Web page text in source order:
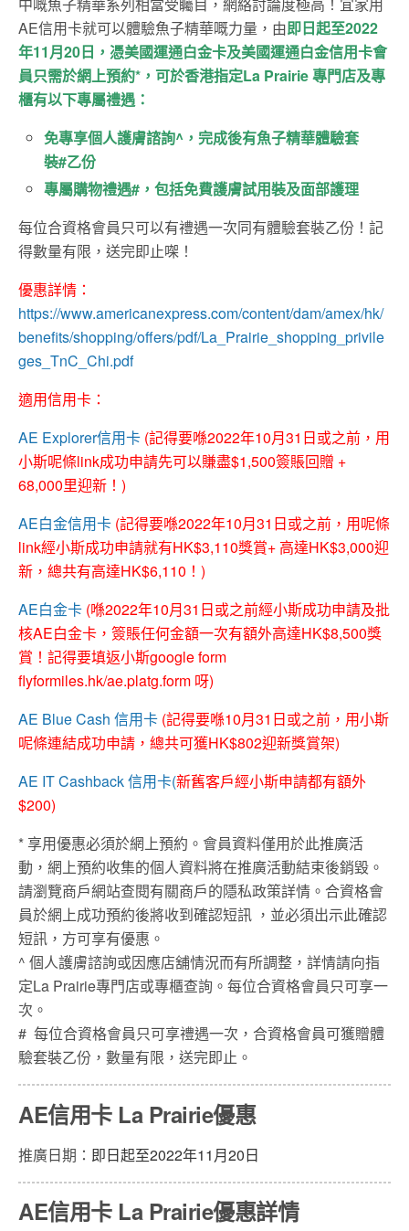
AE信用卡就可以體驗魚子精華嘅力量，由即日起至2022
年11月20日，憑美國運通白金卡及美國運通白金信用卡會
員只需於網上預約*，可於香港指定La Prairie 專門店及專
櫃有以下專屬禮遇：
免專享個人護膚諮詢^，完成後有魚子精華體驗套
裝#乙份
專屬購物禮遇#，包括免費護膚試用裝及面部護理
每位合資格會員只可以有禮遇一次同有體驗套裝乙份！記
得數量有限，送完即止㗎！
優惠詳情：
https://www.americanexpress.com/content/dam/amex/hk/
benefits/shopping/offers/pdf/La_Prairie_shopping_privile
ges_TnC_Chi.pdf
適用信用卡：
AE Explorer信用卡 (記得要喺2022年10月31日或之前，用
小斯呢條link成功申請先可以賺盡$1,500簽賬回贈 +
68,000里迎新！)
AE白金信用卡 (記得要喺2022年10月31日或之前，用呢條
link經小斯成功申請就有HK$3,110獎賞+ 高達HK$3,000迎
新，總共有高達HK$6,110！)
AE白金卡 (喺2022年10月31日或之前經小斯成功申請及批
核AE白金卡，簽賬任何金額一次有額外高達HK$8,500獎
賞！記得要填返小斯google form
flyformiles.hk/ae.platg.form 呀)
AE Blue Cash 信用卡 (記得要喺10月31日或之前，用小斯
呢條連結成功申請，總共可獲HK$802迎新獎賞架)
AE IT Cashback 信用卡(新舊客戶經小斯申請都有額外
$200)
* 享用優惠必須於網上預約。會員資料僅用於此推廣活
動，網上預約收集的個人資料將在推廣活動結束後銷毀。
請瀏覽商戶網站查閱有關商戶的隱私政策詳情。合資格會
員於網上成功預約後將收到確認短訊 ，並必須出示此確認
短訊，方可享有優惠。
^ 個人護膚諮詢或因應店舖情況而有所調整，詳情請向指
定La Prairie專門店或專櫃查詢。每位合資格會員只可享一
次。
# 每位合資格會員只可享禮遇一次，合資格會員可獲贈體
驗套裝乙份，數量有限，送完即止。
AE信用卡 La Prairie優惠
推廣日期： 即日起至2022年11月20日
AE信用卡 La Prairie優惠詳情